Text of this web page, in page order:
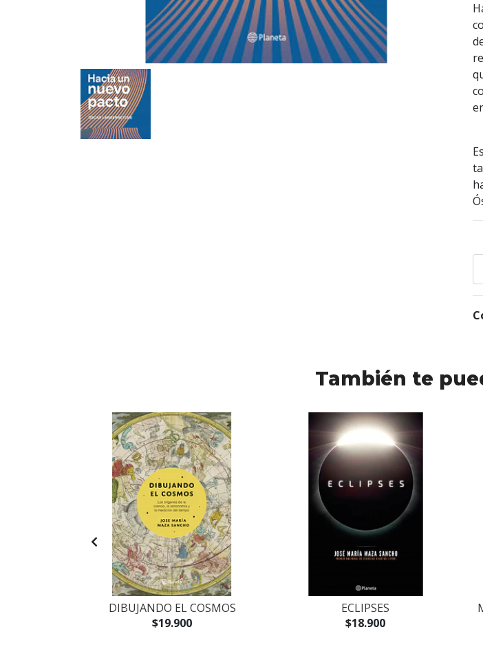
También te
DIBUJANDO EL COSMOS
$19.900
ECLIPSES
$18.900